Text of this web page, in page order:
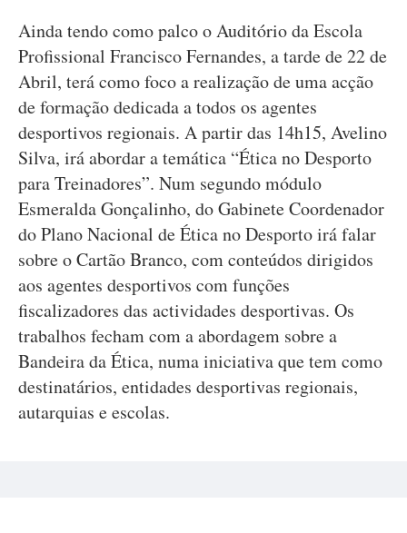
Ainda tendo como palco o Auditório da Escola
Profissional Francisco Fernandes, a tarde de 22 de
Abril, terá como foco a realização de uma acção
de formação dedicada a todos os agentes
desportivos regionais. A partir das 14h15, Avelino
Silva, irá abordar a temática “Ética no Desporto
para Treinadores”. Num segundo módulo
Esmeralda Gonçalinho, do Gabinete Coordenador
do Plano Nacional de Ética no Desporto irá falar
sobre o Cartão Branco, com conteúdos dirigidos
aos agentes desportivos com funções
fiscalizadores das actividades desportivas. Os
trabalhos fecham com a abordagem sobre a
Bandeira da Ética, numa iniciativa que tem como
destinatários, entidades desportivas regionais,
autarquias e escolas.